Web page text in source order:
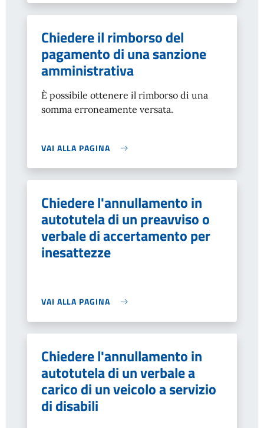
Chiedere il rimborso del
pagamento di una sanzione
amministrativa
È possibile ottenere il rimborso di una
somma erroneamente versata.
VAI ALLA PAGINA
Chiedere l'annullamento in
autotutela di un preavviso o
verbale di accertamento per
inesattezze
VAI ALLA PAGINA
Chiedere l'annullamento in
autotutela di un verbale a
carico di un veicolo a servizio
di disabili